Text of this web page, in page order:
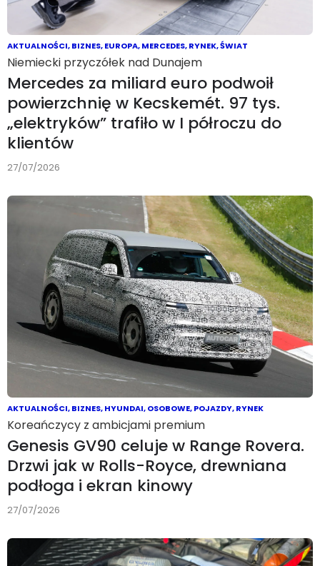
AKTUALNOŚCI,BIZNES,EUROPA,MERCEDES,RYNEK,ŚWIAT
Niemiecki przyczółek nad Dunajem
Mercedes za miliard euro podwoił
powierzchnię w Kecskemét. 97 tys.
„elektryków” trafiło w I półroczu do
klientów
27/07/2026
AKTUALNOŚCI,BIZNES,HYUNDAI,OSOBOWE,POJAZDY,RYNEK
Koreańczycy z ambicjami premium
Genesis GV90 celuje w Range Rovera.
Drzwi jak w Rolls-Royce, drewniana
podłoga i ekran kinowy
27/07/2026